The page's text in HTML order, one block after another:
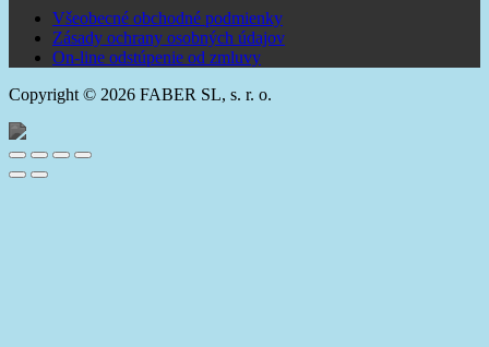
Všeobecné obchodné podmienky
Zásady ochrany osobných údajov
On-line odstúpenie od zmluvy
Copyright © 2026 FABER SL, s. r. o.